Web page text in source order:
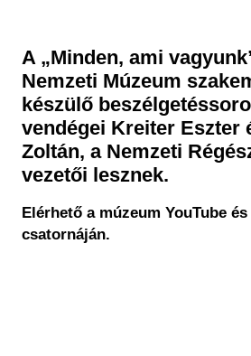
A „Minden, ami
Nemzeti Múzeum
készülő
vendégei Kreiter Eszter
Zoltán, a Nemzeti
vezetői lesznek.
Elérhető a múzeum YouTube
csatornáján.